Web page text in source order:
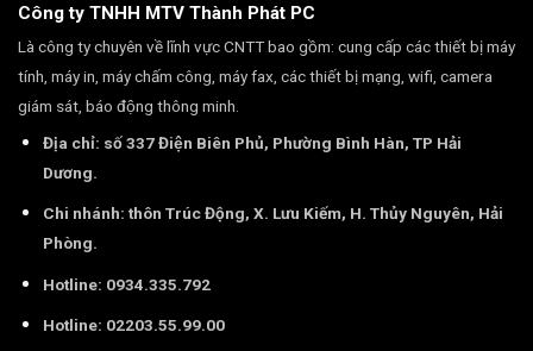
Công ty TNHH MTV Thành Phát PC
Là công ty chuyên về lĩnh vực CNTT bao gồm: cung cấp các thiết bị máy
tính, máy in, máy chấm công, máy fax, các thiết bị mạng, wifi, camera
giám sát, báo động thông minh.
Địa chỉ: số 337 Điện Biên Phủ, Phường Bình Hàn, TP Hải
Dương.
Chi nhánh: thôn Trúc Động, X. Lưu Kiếm, H. Thủy Nguyên, Hải
Phòng.
Hotline: 0934.335.792
Hotline: 02203.55.99.00